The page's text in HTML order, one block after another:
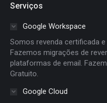
opens
window
opens
in
window
in
new
window
in
window
Serviços
Google Workspace
Somos revenda certificada
Fazemos migrações de
plataformas de email.
Gratuito.
Google Cloud